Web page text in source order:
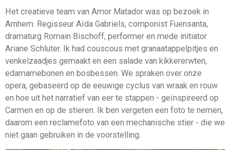
Het creatieve team van Amor Matador was op bezoek in
Arnhem. Regisseur Aïda Gabriels, componist Fuensanta,
dramaturg Romain Bischoff, performer en mede initiator
Ariane Schluter. Ik had couscous met granaatappelpitjes en
venkelzaadjes gemaakt en een salade van kikkererwten,
edamamebonen en bosbessen. We spraken over onze
opera, gebaseerd op de eeuwige cyclus van wraak en rouw
en hoe uit het narratief van eer te stappen - geïnspireerd op
Carmen en op de stieren. Ik ben vergeten een foto te nemen,
daarom een reclamefoto van een mechanische stier - die we
niet gaan gebruiken in de voorstelling.